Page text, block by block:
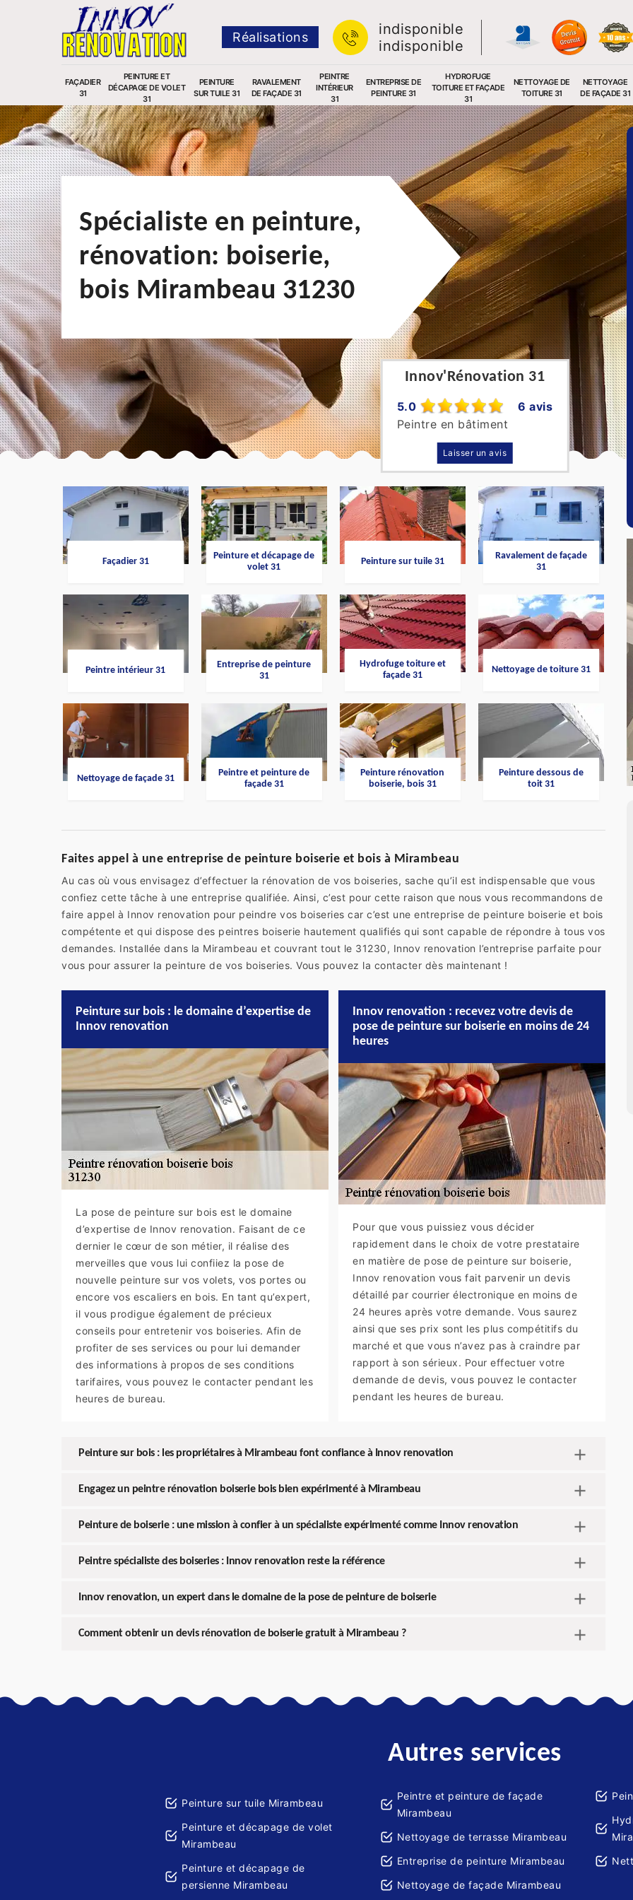
Réalisations
indisponible
indisponible
FAÇADIER
31
PEINTURE ET
DÉCAPAGE DE VOLET
31
PEINTURE
SUR TUILE 31
RAVALEMENT
DE FAÇADE 31
PEINTRE
INTÉRIEUR
31
ENTREPRISE DE
PEINTURE 31
HYDROFUGE
TOITURE ET FAÇADE
31
NETTOYAGE DE
TOITURE 31
NETTOYAGE
DE FAÇADE 31
Innov'Rénovation 31
5.0
6 avis
Peintre en bâtiment
Laisser un avis
Spécialiste en peinture,
rénovation: boiserie,
bois Mirambeau 31230
Façadier 31
Peinture et décapage de
volet 31
Peinture sur tuile 31
Ravalement de façade
31
Peintre intérieur 31
Entreprise de peinture
31
Hydrofuge toiture et
façade 31
Nettoyage de toiture 31
Nettoyage de façade 31
Peintre et peinture de
façade 31
Peinture rénovation
boiserie, bois 31
Peinture dessous de
toit 31
Faites appel à une entreprise de peinture boiserie et bois à Mirambeau
Au cas où vous envisagez d’effectuer la rénovation de vos boiseries, sache qu’il est indispensable que vous
confiez cette tâche à une entreprise qualifiée. Ainsi, c’est pour cette raison que nous vous recommandons de
faire appel à Innov renovation pour peindre vos boiseries car c’est une entreprise de peinture boiserie et bois
compétente et qui dispose des peintres boiserie hautement qualifiés qui sont capable de répondre à tous vos
demandes. Installée dans la Mirambeau et couvrant tout le 31230, Innov renovation l’entreprise parfaite pour
vous pour assurer la peinture de vos boiseries. Vous pouvez la contacter dès maintenant !
Peinture sur bois : le domaine d’expertise de
Innov renovation
La pose de peinture sur bois est le domaine
d’expertise de Innov renovation. Faisant de ce
dernier le cœur de son métier, il réalise des
merveilles que vous lui confiiez la pose de
nouvelle peinture sur vos volets, vos portes ou
encore vos escaliers en bois. En tant qu’expert,
il vous prodigue également de précieux
conseils pour entretenir vos boiseries. Afin de
profiter de ses services ou pour lui demander
des informations à propos de ses conditions
tarifaires, vous pouvez le contacter pendant les
heures de bureau.
Innov renovation : recevez votre devis de
pose de peinture sur boiserie en moins de 24
heures
Pour que vous puissiez vous décider
rapidement dans le choix de votre prestataire
en matière de pose de peinture sur boiserie,
Innov renovation vous fait parvenir un devis
détaillé par courrier électronique en moins de
24 heures après votre demande. Vous saurez
ainsi que ses prix sont les plus compétitifs du
marché et que vous n’avez pas à craindre par
rapport à son sérieux. Pour effectuer votre
demande de devis, vous pouvez le contacter
pendant les heures de bureau.
Peinture sur bois : les propriétaires à Mirambeau font confiance à Innov renovation
Engagez un peintre rénovation boiserie bois bien expérimenté à Mirambeau
Peinture de boiserie : une mission à confier à un spécialiste expérimenté comme Innov renovation
Peintre spécialiste des boiseries : Innov renovation reste la référence
Innov renovation, un expert dans le domaine de la pose de peinture de boiserie
Comment obtenir un devis rénovation de boiserie gratuit à Mirambeau ?
Autres services
Peinture sur tuile Mirambeau
Peinture et décapage de volet
Mirambeau
Peinture et décapage de
persienne Mirambeau
Peintre et peinture de façade
Mirambeau
Nettoyage de terrasse Mirambeau
Entreprise de peinture Mirambeau
Nettoyage de façade Mirambeau